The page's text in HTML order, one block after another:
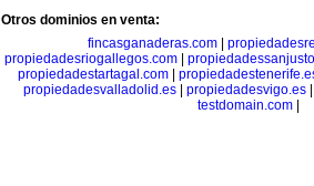
Otros dominios en venta:
fincasganaderas.com|
propiedadesriogallegos.com|
propiedadestartagal.com|
propiedadesvalladolid.es
propiedadesvigo.es
testdomain.com